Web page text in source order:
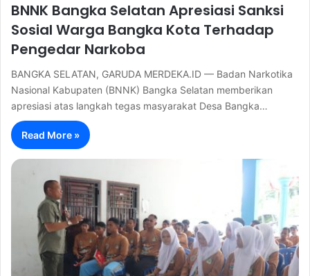
BNNK Bangka Selatan Apresiasi Sanksi
Sosial Warga Bangka Kota Terhadap
Pengedar Narkoba
BANGKA SELATAN, GARUDA MERDEKA.ID — Badan Narkotika
Nasional Kabupaten (BNNK) Bangka Selatan memberikan
apresiasi atas langkah tegas masyarakat Desa Bangka…
Read More »